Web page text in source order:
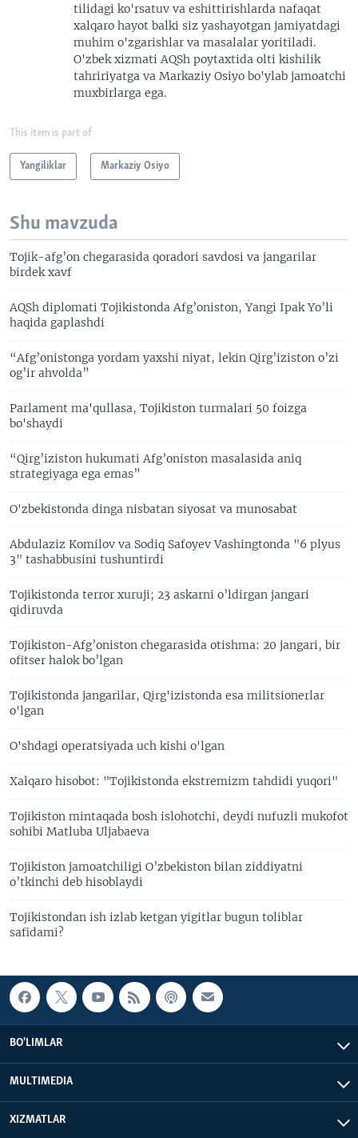
tilidagi ko'rsatuv va eshittirishlarda nafaqat
xalqaro hayot balki siz yashayotgan jamiyatdagi
muhim o'zgarishlar va masalalar yoritiladi.
O'zbek xizmati AQSh poytaxtida olti kishilik
tahririyatga va Markaziy Osiyo bo'ylab jamoatchi
muxbirlarga ega.
This item is part of
Yangiliklar Markaziy Osiyo
Shu mavzuda
Tojik-afg’on chegarasida qoradori savdosi va jangarilar
birdek xavf
AQSh diplomati Tojikistonda Afg’oniston, Yangi Ipak Yo’li
haqida gaplashdi
“Afg’onistonga yordam yaxshi niyat, lekin Qirg’iziston o’zi
og’ir ahvolda”
Parlament ma'qullasa, Tojikiston turmalari 50 foizga
bo'shaydi
“Qirg’iziston hukumati Afg’oniston masalasida aniq
strategiyaga ega emas”
O'zbekistonda dinga nisbatan siyosat va munosabat
Abdulaziz Komilov va Sodiq Safoyev Vashingtonda "6 plyus
3" tashabbusini tushuntirdi
Tojikistonda terror xuruji; 23 askarni o’ldirgan jangari
qidiruvda
Tojikiston-Afg’oniston chegarasida otishma: 20 jangari, bir
ofitser halok bo’lgan
Tojikistonda jangarilar, Qirg'izistonda esa militsionerlar
o'lgan
O'shdagi operatsiyada uch kishi o'lgan
Xalqaro hisobot: "Tojikistonda ekstremizm tahdidi yuqori"
Tojikiston mintaqada bosh islohotchi, deydi nufuzli mukofot
sohibi Matluba Uljabaeva
Tojikiston jamoatchiligi O’zbekiston bilan ziddiyatni
o’tkinchi deb hisoblaydi
Tojikistondan ish izlab ketgan yigitlar bugun toliblar
safidami?
BO'LIMLAR
MULTIMEDIA
XIZMATLAR